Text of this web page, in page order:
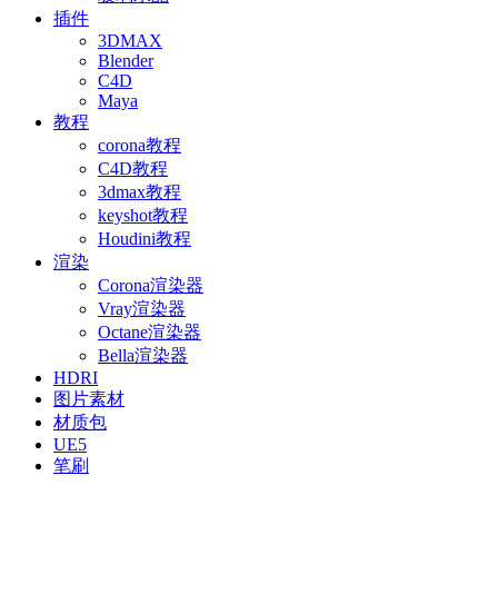
插件
3DMAX
Blender
C4D
Maya
教程
corona教程
C4D教程
3dmax教程
keyshot教程
Houdini教程
渲染
Corona渲染器
Vray渲染器
Octane渲染器
Bella渲染器
HDRI
图片素材
材质包
UE5
笔刷